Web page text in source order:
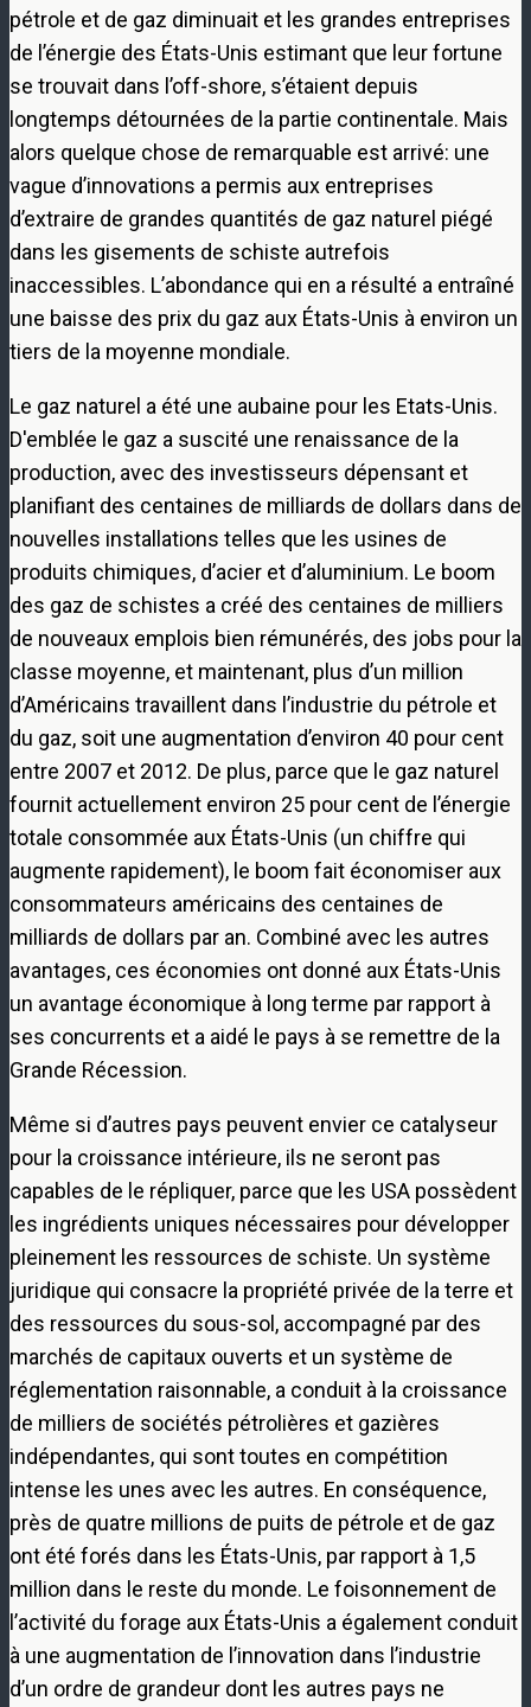
pétrole et de gaz diminuait et les grandes entreprises
de l’énergie des États-Unis estimant que leur fortune
se trouvait dans l’off-shore, s’étaient depuis
longtemps détournées de la partie continentale. Mais
alors quelque chose de remarquable est arrivé: une
vague d’innovations a permis aux entreprises
d’extraire de grandes quantités de gaz naturel piégé
dans les gisements de schiste autrefois
inaccessibles. L’abondance qui en a résulté a entraîné
une baisse des prix du gaz aux États-Unis à environ un
tiers de la moyenne mondiale.
Le gaz naturel a été une aubaine pour les Etats-Unis.
D'emblée le gaz a suscité une renaissance de la
production, avec des investisseurs dépensant et
planifiant des centaines de milliards de dollars dans de
nouvelles installations telles que les usines de
produits chimiques, d’acier et d’aluminium. Le boom
des gaz de schistes a créé des centaines de milliers
de nouveaux emplois bien rémunérés, des jobs pour la
classe moyenne, et maintenant, plus d’un million
d’Américains travaillent dans l’industrie du pétrole et
du gaz, soit une augmentation d’environ 40 pour cent
entre 2007 et 2012. De plus, parce que le gaz naturel
fournit actuellement environ 25 pour cent de l’énergie
totale consommée aux États-Unis (un chiffre qui
augmente rapidement), le boom fait économiser aux
consommateurs américains des centaines de
milliards de dollars par an. Combiné avec les autres
avantages, ces économies ont donné aux États-Unis
un avantage économique à long terme par rapport à
ses concurrents et a aidé le pays à se remettre de la
Grande Récession.
Même si d’autres pays peuvent envier ce catalyseur
pour la croissance intérieure, ils ne seront pas
capables de le répliquer, parce que les USA possèdent
les ingrédients uniques nécessaires pour développer
pleinement les ressources de schiste. Un système
juridique qui consacre la propriété privée de la terre et
des ressources du sous-sol, accompagné par des
marchés de capitaux ouverts et un système de
réglementation raisonnable, a conduit à la croissance
de milliers de sociétés pétrolières et gazières
indépendantes, qui sont toutes en compétition
intense les unes avec les autres. En conséquence,
près de quatre millions de puits de pétrole et de gaz
ont été forés dans les États-Unis, par rapport à 1,5
million dans le reste du monde. Le foisonnement de
l’activité du forage aux États-Unis a également conduit
à une augmentation de l’innovation dans l’industrie
d’un ordre de grandeur dont les autres pays ne